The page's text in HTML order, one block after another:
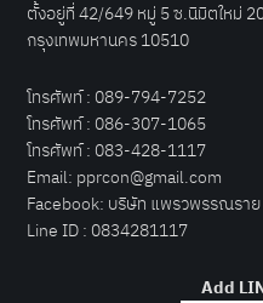
ตั้งอยู่ที่ 42/649 หมู่ 5 ซ.นิมิตใหม่
กรุงเทพมหานคร 10510
โทรศัพท์ : 089-794-7252
โทรศัพท์ : 086-307-1065
โทรศัพท์ : 083-428-1117
Email: pprcon@gmail.com
Facebook: บริษัท แพรวพรรณราย
Line ID : 0834281117
Add